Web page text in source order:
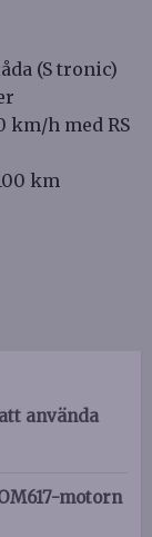
(S tronic)
km/h med RS
km
använda
motorn